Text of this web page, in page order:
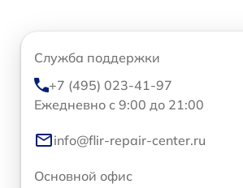
Служба поддержки
+7 (495) 023-41-97
Ежедневно с 9:00 до 21:00
info@flir-repair-center.ru
Основной офис